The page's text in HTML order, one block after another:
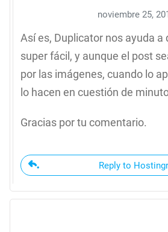
noviembre 25,
Así es, Duplicator nos ayuda a
super fácil, y aunque el post
por las imágenes, cuando lo
lo hacen en cuestión de
Gracias por tu comentario.
Reply to